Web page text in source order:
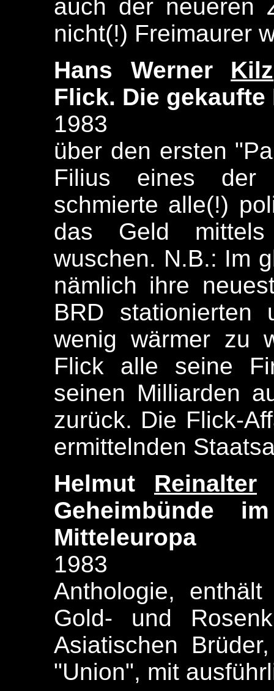
auch der neueren
nicht(!) Freimaurer
Hans Werner Kilz
Flick. Die gekaufte
1983
über den ersten
Filius eines der
schmierte alle(!)
das Geld
wuschen. N.B.: Im
nämlich ihre
BRD
wenig wärmer zu
Flick alle seine
seinen Milliarden
zurück. Die Flick-
ermittelnden
Helmut Reinalter
Geheimbünde
Mitteleuropa
1983
Anthologie,
Gold- und
Asiatischen
"Union", mit